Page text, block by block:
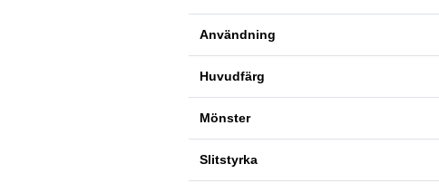
Användning
Huvudfärg
Mönster
Slitstyrka